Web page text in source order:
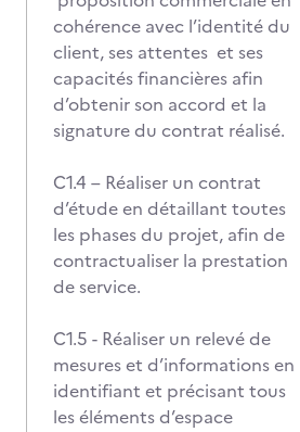
cohérence avec l’identité du
client, ses attentes et ses
capacités financières afin
d’obtenir son accord et la
signature du contrat réalisé.
C1.4 – Réaliser un contrat
d’étude en détaillant toutes
les phases du projet, afin de
contractualiser la prestation
de service.
C1.5 - Réaliser un relevé de
mesures et d’informations en
identifiant et précisant tous
les éléments d’espace